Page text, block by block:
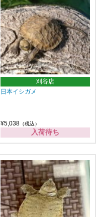
刈谷店
日本イシガメ
¥5,038 （税込）
入荷待ち